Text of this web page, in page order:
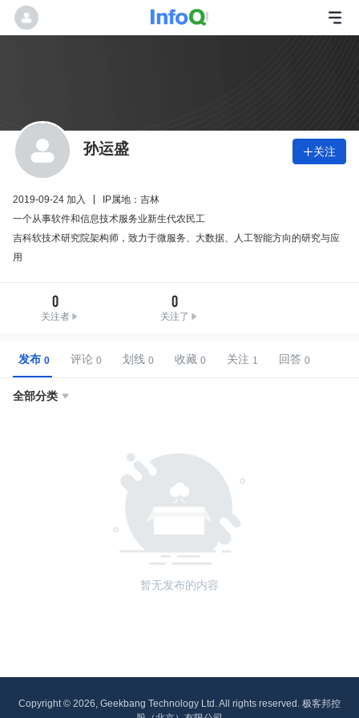
孙运盛 关注
2019-09-24 加入
IP属地：吉林
一个从事软件和信息技术服务业新生代农民工
吉科软技术研究院架构师，致力于微服务、大数据、人工智能方向的研究与应
用
0
关注者
0
关注了
发布 评论 划线 收藏 关注 回答
全部分类 
暂无发布的内容
Copyright © 2026, Geekbang Technology Ltd. All rights reserved. 极客邦控